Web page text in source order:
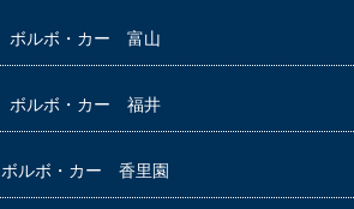
ボルボ・カー 富山
ボルボ・カー 福井
ボルボ・カー 香里園